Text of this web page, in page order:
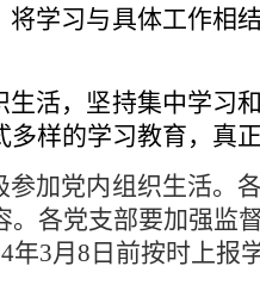
学习与具体工作相
活，坚持集中学习
样的学习教育，真正
加党内组织生活。
各党支部要加强监
年3月8日前按时上报